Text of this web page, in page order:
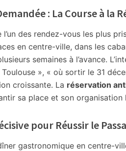
: La Course à la
des rendez-vous les plus
en centre-ville, dans les
semaines à l’avance.
», « où sortir le 31
croissante. La réservation
sa place et son organisation
pour Réussir le
dîner gastronomique en centre-